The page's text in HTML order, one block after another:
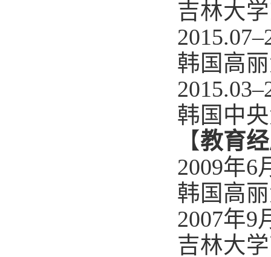
吉林大
2015.07–
韩国高
2015.03–
韩国中
【教育
2009年6
韩国高
2007年9
吉林大